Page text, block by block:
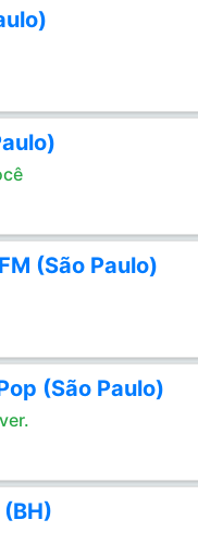
(São Paulo)
(São Paulo)